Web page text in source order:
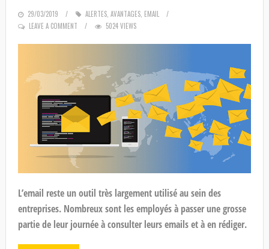
POSTED
ON
29/03/2019 ALERTES, AVANTAGES, EMAIL
LEAVE A COMMENT
5024 VIEWS
L’email reste un outil très largement utilisé au sein des
entreprises. Nombreux sont les employés à passer une grosse
partie de leur journée à consulter leurs emails et à en rédiger.